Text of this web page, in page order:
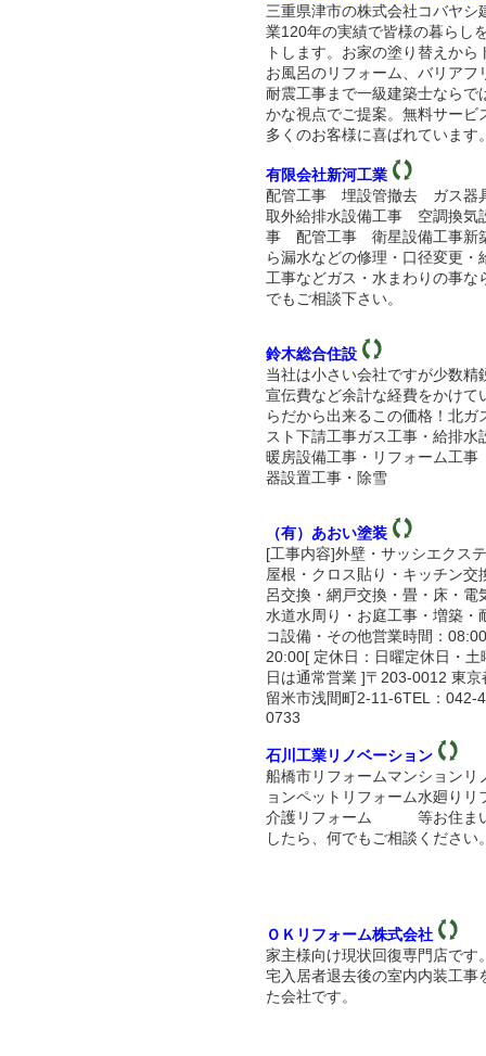
三重県津市の株式会社コバヤシ
業120年の実績で皆様の暮らし
トします。お家の塗り替えから
お風呂のリフォーム、バリアフ
耐震工事まで一級建築士ならで
かな視点でご提案。無料サービ
多くのお客様に喜ばれています
有限会社新河工業
配管工事 埋設管撤去 ガス器
取外給排水設備工事 空調換気
事 配管工事 衛星設備工事新
ら漏水などの修理・口径変更・
工事などガス・水まわりの事
でもご相談下さい。
鈴木総合住設
当社は小さい会社ですが少数精
宣伝費など余計な経費をかけて
らだから出来るこの価格！北ガ
スト下請工事ガス工事・給排水
暖房設備工事・リフォーム工
器設置工事・除雪
（有）あおい塗装
[工事内容]外壁・サッシエクス
屋根・クロス貼り・キッチン交
呂交換・網戸交換・畳・床・電
水道水周り・お庭工事・増築・
コ設備・その他営業時間：
20:00[ 定休日：日曜定休日・土
日は通常営業 ]〒203-0012 東京
留米市浅間町2-11-6TEL：042-
0733
石川工業リノベーション
船橋市リフォームマンションリ
ョンペットリフォーム水廻りリ
介護リフォーム 等お住ま
したら、何でもご相談ください
ＯＫリフォーム株式会社
家主様向け現状回復専門店です
宅入居者退去後の室内内装工事
た会社です。